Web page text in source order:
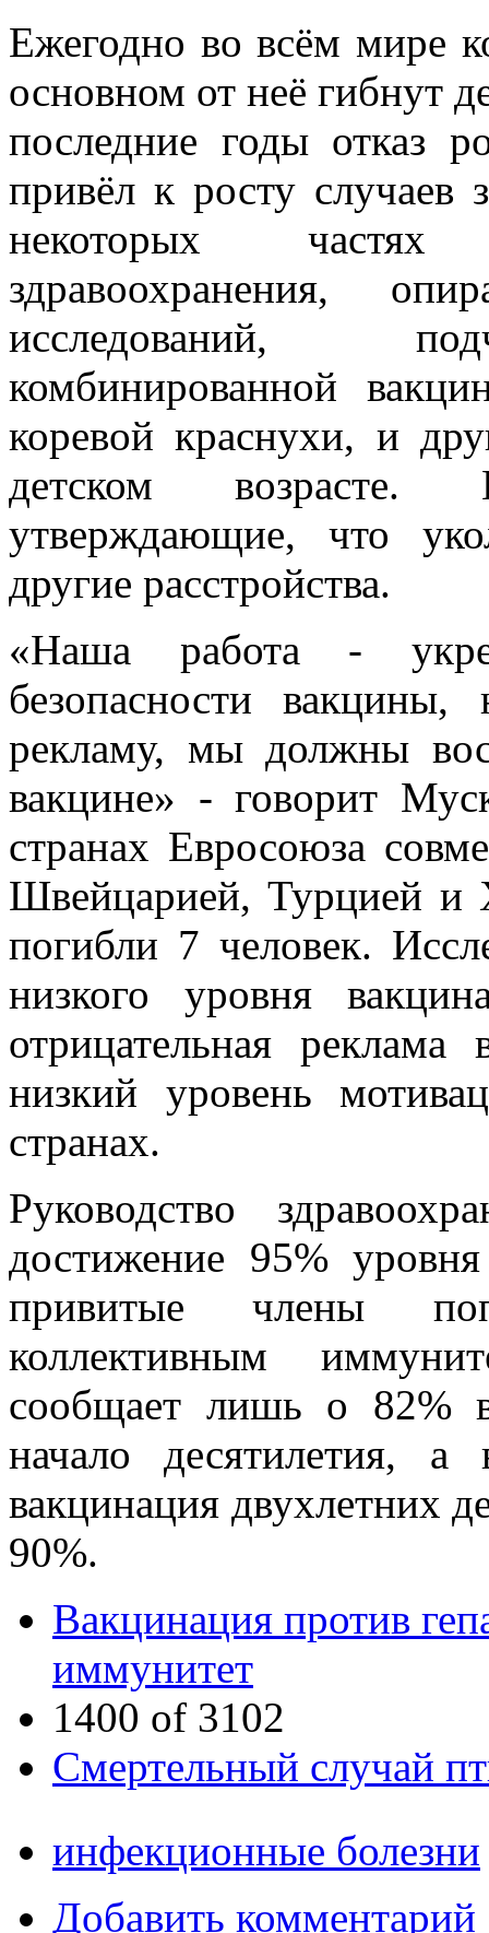
Ежегодно во всём мире
основном от неё гибнут
последние годы отказ
привёл к росту
некоторых частях
здравоохранения,
исследований,
комбинированной
коревой краснухи, и
детском
утверждающие, что
другие расстройства.
«Наша работа -
безопасности
рекламу, мы должны
вакцине» - говорит
странах Евросоюза
Швейцарией, Турцией и
погибли 7 человек.
низкого уровня
отрицательная
низкий уровень
странах.
Руководство
достижение 95%
привитые члены
коллективным
сообщает лишь о 82%
начало десятилетия,
вакцинация двухлетних
90%.
Вакцинация против
иммунитет
1400 of 3102
Смертельный случай
инфекционные болезни
Добавить комментарий